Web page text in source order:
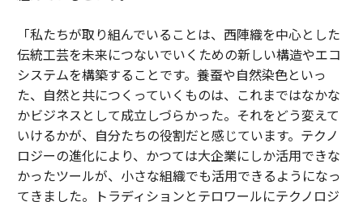
「私たちが取り組んでいることは、西陣織を中心とした
伝統工芸を未来につないでいくための新しい構造やエコ
システムを構築することです。養蚕や自然染色といっ
た、自然と共につくっていくものは、これまではなかな
かビジネスとして成立しづらかった。それをどう変えて
いけるかが、自分たちの役割だと感じています。テクノ
ロジーの進化により、かつては大企業にしか活用できな
かったツールが、小さな組織でも活用できるようになっ
てきました。トラディションとテロワールにテクノロジ